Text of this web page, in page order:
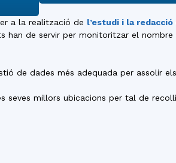
a la realització de l’estudi i la
han de servir per monitoritzar el
de dades més adequada per assolir
seves millors ubicacions per tal de